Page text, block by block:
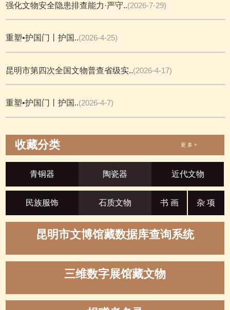
强化文物安全隐患排查能力·严守..(2026-7-29)
重塑•护国门丨护国..(2026-4-25)
昆明市第四次全国文物普查省级实..(2026-4-17)
重塑•护国门丨护国..(2026-4-7)
收藏分类 更 多 +
青铜器 陶瓷器 近代文物
民族服饰 石质文物 书 画 杂 项
昆明市文博馆藏数据库查询系统
三维数字展馆藏文物